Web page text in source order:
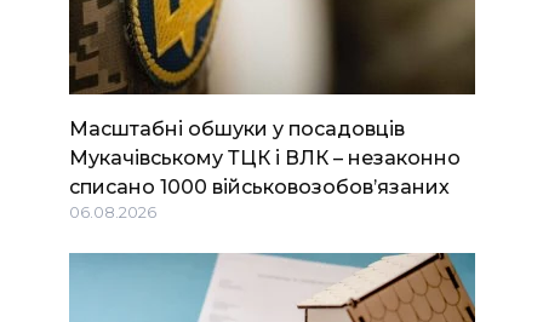
Масштабні обшуки у посадовців
Мукачівському ТЦК і ВЛК – незаконно
списано 1000 військовозобов’язаних
06.08.2026